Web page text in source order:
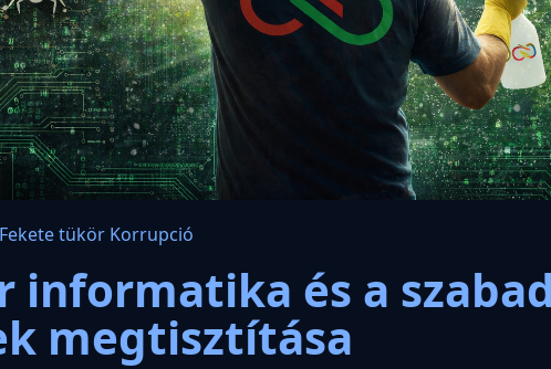
Fekete tükör Korrupció
informatika és a szabad
megtisztítása
az